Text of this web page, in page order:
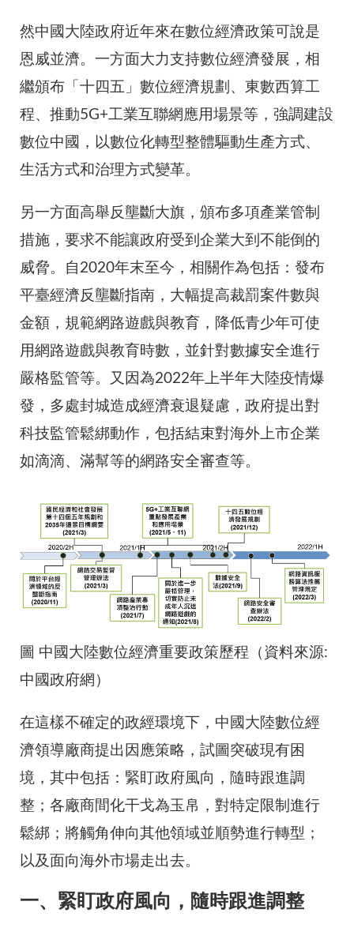
然中國大陸政府近年來在數位經濟政策可說是
恩威並濟。一方面大力支持數位經濟發展，相
繼頒布「十四五」數位經濟規劃、東數西算工
程、推動5G+工業互聯網應用場景等，強調建設
數位中國，以數位化轉型整體驅動生產方式、
生活方式和治理方式變革。
另一方面高舉反壟斷大旗，頒布多項產業管制
措施，要求不能讓政府受到企業大到不能倒的
威脅。自2020年末至今，相關作為包括：發布
平臺經濟反壟斷指南，大幅提高裁罰案件數與
金額，規範網路遊戲與教育，降低青少年可使
用網路遊戲與教育時數，並針對數據安全進行
嚴格監管等。又因為2022年上半年大陸疫情爆
發，多處封城造成經濟衰退疑慮，政府提出對
科技監管鬆綁動作，包括結束對海外上市企業
如滴滴、滿幫等的網路安全審查等。
圖 中國大陸數位經濟重要政策歷程（資料來源:
中國政府網）
在這樣不確定的政經環境下，中國大陸數位經
濟領導廠商提出因應策略，試圖突破現有困
境，其中包括：緊盯政府風向，隨時跟進調
整；各廠商間化干戈為玉帛，對特定限制進行
鬆綁；將觸角伸向其他領域並順勢進行轉型；
以及面向海外市場走出去。
一、緊盯政府風向，隨時跟進調整